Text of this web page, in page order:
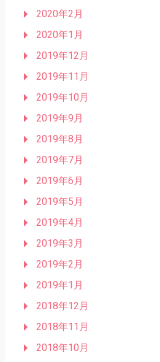
2020年2月
2020年1月
2019年12月
2019年11月
2019年10月
2019年9月
2019年8月
2019年7月
2019年6月
2019年5月
2019年4月
2019年3月
2019年2月
2019年1月
2018年12月
2018年11月
2018年10月